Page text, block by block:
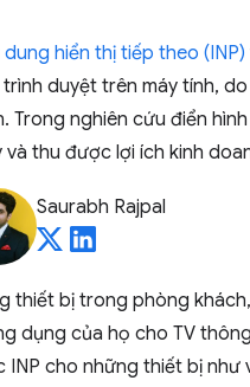
hiển thị tiếp theo (INP)
duyệt trên máy tính,
nghiên cứu điển
thu được lợi ích kinh
Saurabh Rajpal
thiết bị trong phòng
dụng của họ cho TV
cho những thiết bị